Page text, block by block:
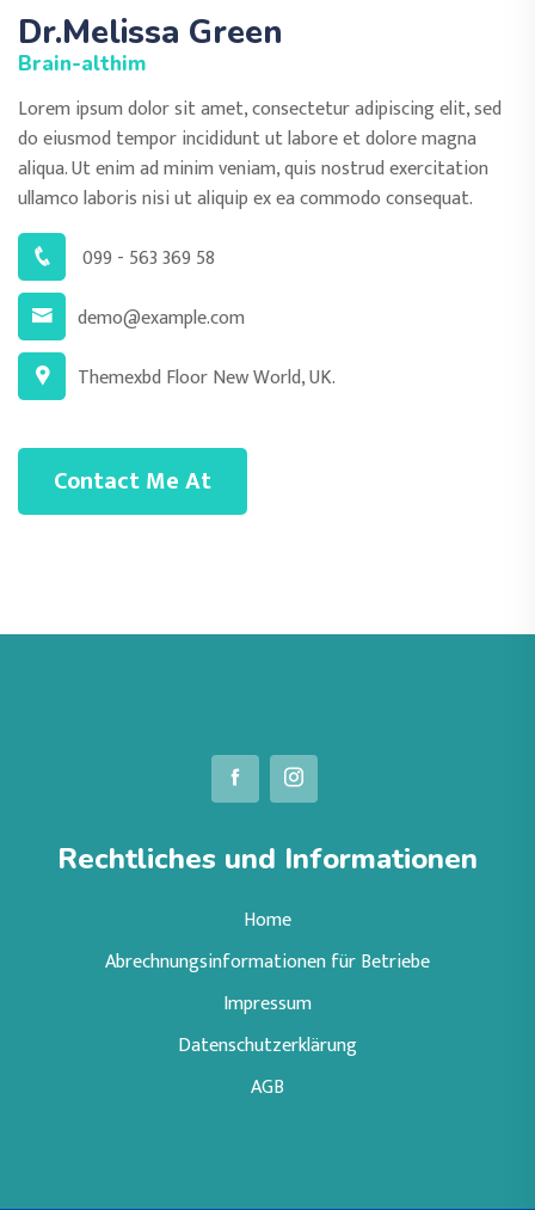
Dr.Melissa Green
Brain-althim
Lorem ipsum dolor sit amet, consectetur adipiscing elit, sed
do eiusmod tempor incididunt ut labore et dolore magna
aliqua. Ut enim ad minim veniam, quis nostrud exercitation
ullamco laboris nisi ut aliquip ex ea commodo consequat.
099 - 563 369 58
demo@example.com
Themexbd Floor New World, UK.
Contact Me At
Rechtliches und Informationen
Home
Abrechnungsinformationen für Betriebe
Impressum
Datenschutzerklärung
AGB